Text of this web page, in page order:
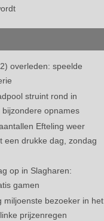
overleden: speelde
struint rond in
opnames
Efteling weer
een drukke dag, zondag
op in Slagharen:
gamen
miljoenste bezoeker in het
prijzenregen